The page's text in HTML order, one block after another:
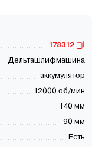
178312
Дельташлифмашина
аккумулятор
12000 об/мин
140 мм
90 мм
Есть